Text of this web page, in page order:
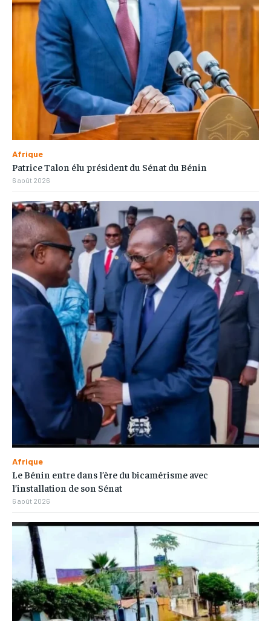
Afrique
Patrice Talon élu président du Sénat du Bénin
6 août 2026
Afrique
Le Bénin entre dans l’ère du bicamérisme avec
l’installation de son Sénat
6 août 2026